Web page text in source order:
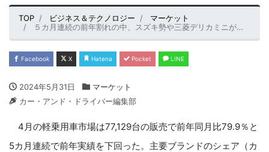
TOP ビジネス＆テクノロジー
マーケット
５カ月連続の前年割れの中、スズキ勢や三菱デリカミニが好調！（SUV除く軽自動車販売TOP15・2024年４月）
Facebook X Hatena Pocket LINE
2024年5月31日
マーケット
カー・アンド・ドライバー編集部
4月の軽乗用車市場は77,129台の販売で前年同月比79.9％と
5カ月連続で前年実績を下回った。主要ブランドのシェア（カ